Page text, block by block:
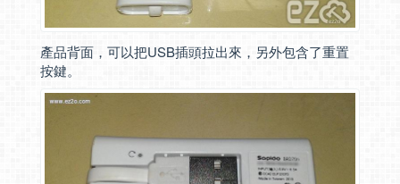
產品背面，可以把USB插頭拉出來，另外包含了重置
按鍵。